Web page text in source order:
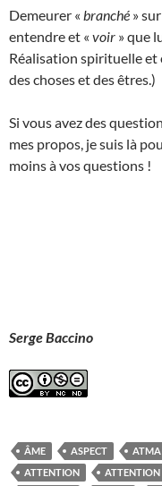
Demeurer « branché »
entendre et « voir » que
Réalisation spirituelle et
des choses et des êtres.)
Si vous avez des
mes propos, je suis là
moins à vos questions !
Serge Baccino
ÂME ASPECT ATMA
ATTENTION
ATTENTION